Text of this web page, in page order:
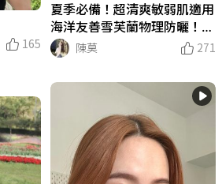
165
夏季必備！超清爽敏弱肌適用
海洋友善雪芙蘭物理防曬！防
水耐汗衝浪玩水通通OK～
陳莫 271